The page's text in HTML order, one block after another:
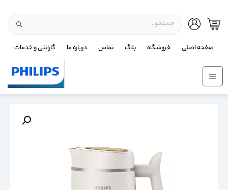
صفحه اصلی فروشگاه بلاگ تماس درباره ما گارانتی و خدمات